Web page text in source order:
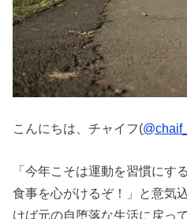
こんにちは、チャイフ(
「今年こそは運動を習慣にす
食事を心がけるぞ！」と意気
けば元の自堕落な生活に戻